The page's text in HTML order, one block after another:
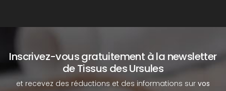
Inscrivez-vous gratuitement à la newsletter
de Tissus des Ursules
et recevez des réductions et des informations sur vos